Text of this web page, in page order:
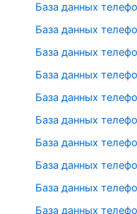
База данных
База данных
База данных
База данных
База данных
База данных
База данных
База данных
База данных
База данных